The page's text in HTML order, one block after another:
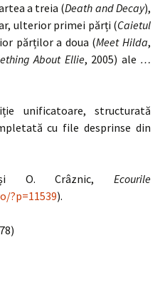
a treia (Death and Decay),
ulterior primei părți (Caietul
părților a doua (Meet Hilda,
About Ellie, 2005) ale …
unificatoare, structurată
cu file desprinse din
O. Crâznic, Ecourile
?p=11539).